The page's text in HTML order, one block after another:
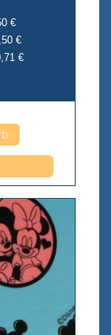
€
€
€